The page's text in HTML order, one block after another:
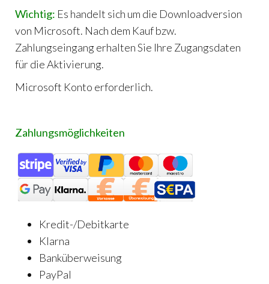
Wichtig: Es handelt sich um die Downloadversion
von Microsoft. Nach dem Kauf bzw.
Zahlungseingang erhalten Sie Ihre Zugangsdaten
für die Aktivierung.
Microsoft Konto erforderlich.
Zahlungsmöglichkeiten
Kredit-/Debitkarte
Klarna
Banküberweisung
PayPal